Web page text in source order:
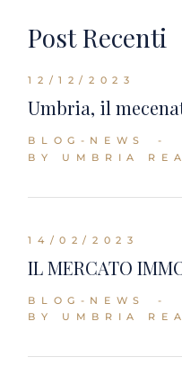
Post Recenti
12/12/2023
Umbria, il
BLOG-NEWS
BY UMBRIA
14/02/2023
IL MERCATO
BLOG-NEWS
BY UMBRIA